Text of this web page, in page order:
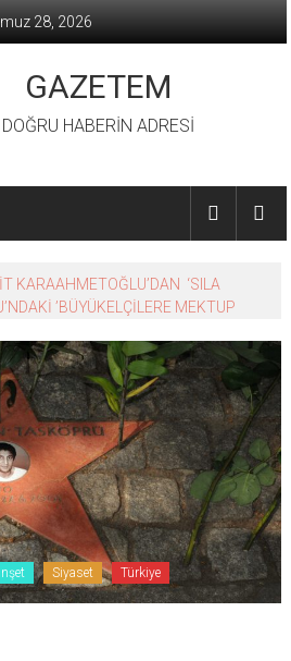
28, 2026
GAZETEM
DOĞRU HABERİN ADRESİ
KARAAHMETOĞLU’DAN ‘SILA
’BÜYÜKELÇİLERE MEKTUP
Siyaset Türkiye